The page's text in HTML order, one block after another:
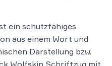
ein schutzfähiges
aus einem Wort und
Darstellung bzw.
Wolfskin Schriftzug mit